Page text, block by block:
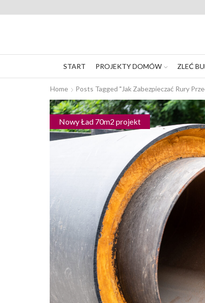
START PROJEKTY DOMÓW ZLEĆ
Home Posts Tagged "Jak Zabezpieczać Rury
Nowy Ład 70m2 projekt